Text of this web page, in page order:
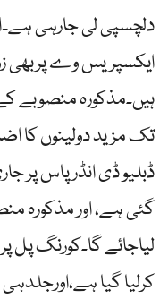
دلچسپی لی جارہی
ایکسپریس وے پربھی
ہیں۔مذکورہ
تک مزید دولینوں کا
ڈبلیو ڈی انڈر پاس پر
گئی ہے، اور مذکورہ
کرلیا گیا